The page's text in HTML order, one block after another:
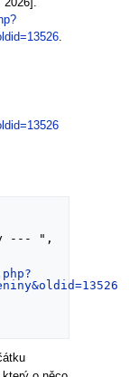
2026].
.